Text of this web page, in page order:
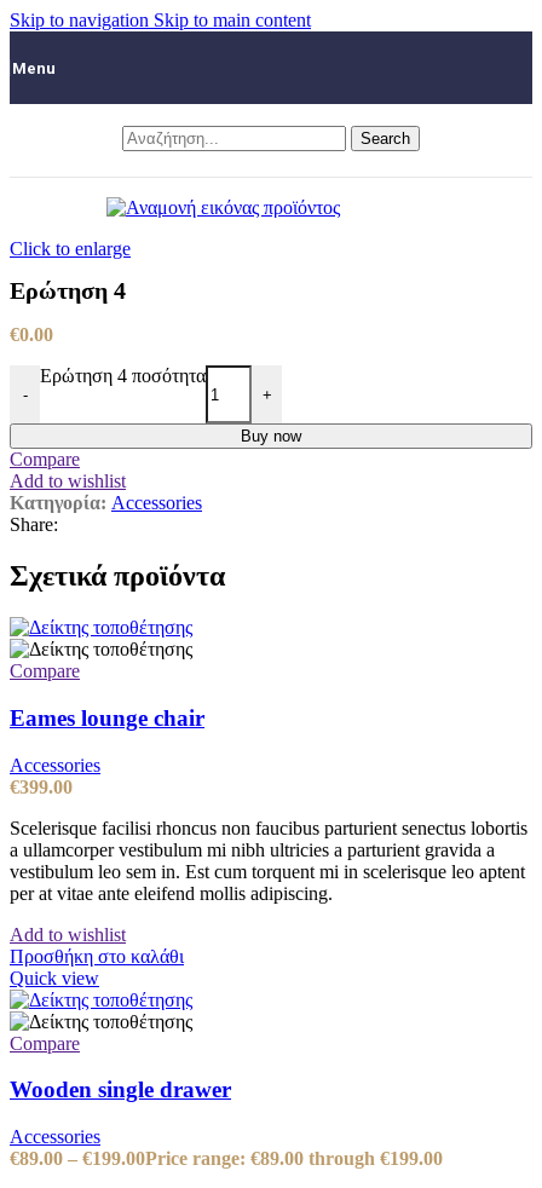
Skip to navigation Skip to main content
Menu
Search
Click to enlarge
Ερώτηση 4
€0.00
-
Ερώτηση 4 ποσότητα
+
Buy now
Compare
Add to wishlist
Κατηγορία: Accessories
Share:
Σχετικά προϊόντα
Compare
Eames lounge chair
Accessories
€399.00
Scelerisque facilisi rhoncus non faucibus parturient senectus lobortis
a ullamcorper vestibulum mi nibh ultricies a parturient gravida a
vestibulum leo sem in. Est cum torquent mi in scelerisque leo aptent
per at vitae ante eleifend mollis adipiscing.
Add to wishlist
Προσθήκη στο καλάθι
Quick view
Compare
Wooden single drawer
Accessories
€89.00 – €199.00Price range: €89.00 through €199.00